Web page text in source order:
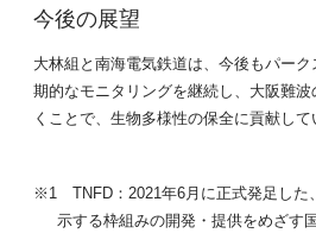
今後の展望
大林組と南海電気鉄道は、今後もパー
期的なモニタリングを継続し、大阪難
くことで、生物多様性の保全に貢献して
※1 TNFD：2021年6月に正式発足した
示する枠組みの開発・提供をめざす